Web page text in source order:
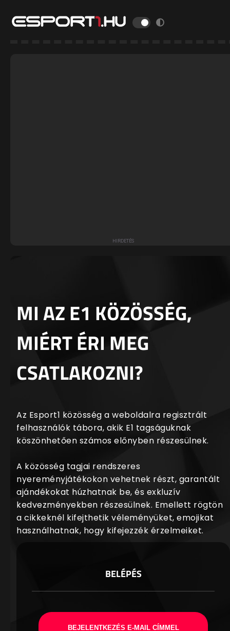
MI AZ E1 KÖZÖSSÉG,
MIÉRT ÉRI MEG
CSATLAKOZNI?
Az Esport1 közösség a weboldalra regisztrált
felhasználók tábora, akik E1 tagságuknak
köszönhetően számos előnyben részesülnek.
A közösség tagjai rendszeres
nyereményjátékokon vehetnek részt, garantált
ajándékokat húzhatnak be, és exkluzív
kedvezményekben részesülnek. Emellett rögtön
a cikkeknél kifejthetik véleményüket, emojikat
használhatnak, hogy kifejezzék érzelmeiket.
BELÉPÉS
BEJELENTKEZÉS E-MAIL CÍMMEL